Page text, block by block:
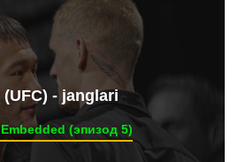
- janglari
(эпизод 5)